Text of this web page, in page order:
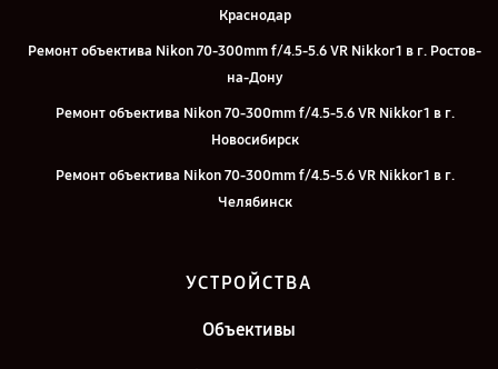
Краснодар
Ремонт объектива Nikon 70-300mm f/4.5-5.6 VR Nikkor 1 в г. Ростов-
на-Дону
Ремонт объектива Nikon 70-300mm f/4.5-5.6 VR Nikkor 1 в г.
Новосибирск
Ремонт объектива Nikon 70-300mm f/4.5-5.6 VR Nikkor 1 в г.
Челябинск
Ремонт объектива Nikon 70-300mm f/4.5-5.6 VR Nikkor 1 в г. Санкт-
УСТРОЙСТВА
Объективы